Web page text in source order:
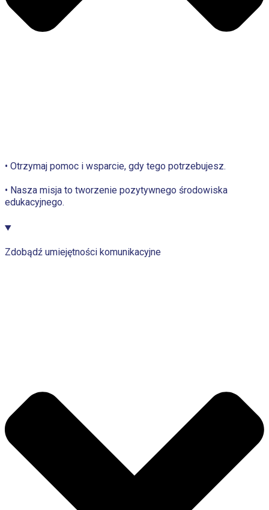
• Otrzymaj pomoc i wsparcie, gdy tego potrzebujesz.
• Nasza misja to tworzenie pozytywnego środowiska
edukacyjnego.
Zdobądź umiejętności komunikacyjne